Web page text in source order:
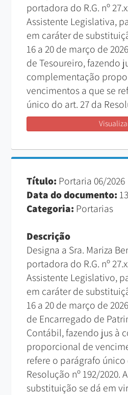
portadora do R.G. nº
Assistente Legislativa,
em caráter de
16 a 20 de março de
de Tesoureiro, fazendo
complementação
vencimentos a que se
único do art. 27 da
Título: Portaria 06/2026
Data do documento:
Categoria: Portarias
Descrição
Designa a Sra. Mariza
portadora do R.G. nº
Assistente Legislativo,
em caráter de
16 a 20 de março de
de Encarregado de
Contábil, fazendo jus à
proporcional de
refere o parágrafo único
Resolução nº 192/2020.
substituição se dá em